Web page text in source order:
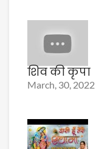
शिव की कृपा
March, 30, 2022